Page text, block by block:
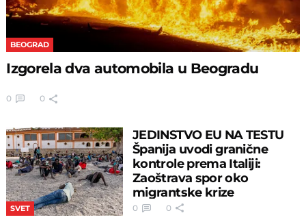
BEOGRAD
Izgorela dva automobila u Beogradu
0 0
SVET
JEDINSTVO EU NA TESTU
Španija uvodi granične
kontrole prema Italiji:
Zaoštrava spor oko
migrantske krize
0 0